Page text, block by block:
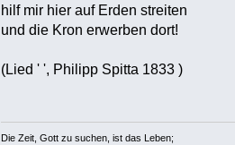
hilf mir hier auf Erden streiten
und die Kron erwerben dort!
(Lied ' ', Philipp Spitta 1833 )
Die Zeit, Gott zu suchen, ist das Leben;